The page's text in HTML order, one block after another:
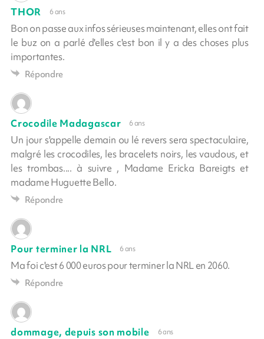
THOR 6 ans
Bon on passe aux infos sérieuses maintenant, elles ont fait
le buz on a parlé d'elles c'est bon il y a des choses plus
importantes.
Répondre
Crocodile Madagascar 6 ans
Un jour s'appelle demain ou lé revers sera spectaculaire,
malgré les crocodiles, les bracelets noirs, les vaudous, et
les trombas.... à suivre , Madame Ericka Bareigts et
madame Huguette Bello.
Répondre
Pour terminer la NRL 6 ans
Ma foi c'est 6 000 euros pour terminer la NRL en 2060.
Répondre
dommage, depuis son mobile 6 ans